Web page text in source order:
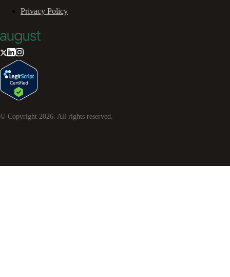
Privacy Policy
© Copyright 2026 . All rights reserved.